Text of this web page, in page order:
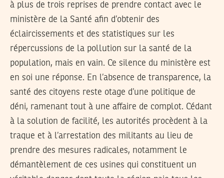
à plus de trois reprises de prendre contact avec le
ministère de la Santé afin d’obtenir des
éclaircissements et des statistiques sur les
répercussions de la pollution sur la santé de la
population, mais en vain. Ce silence du ministère est
en soi une réponse. En l’absence de transparence, la
santé des citoyens reste otage d’une politique de
déni, ramenant tout à une affaire de complot. Cédant
à la solution de facilité, les autorités procèdent à la
traque et à l’arrestation des militants au lieu de
prendre des mesures radicales, notamment le
démantèlement de ces usines qui constituent un